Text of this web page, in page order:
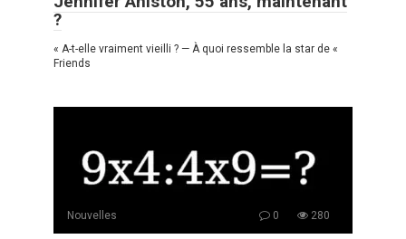
?
« A-t-elle vraiment vieilli ? — À quoi ressemble la star de «
Friends
Nouvelles 0 280